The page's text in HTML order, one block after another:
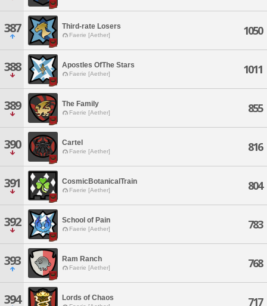
387 Third-rate Losers
Faerie [Aether] 1050
388 Apostles OfThe Stars
Faerie [Aether] 1011
389 The Family
Faerie [Aether] 855
390 Cartel
Faerie [Aether] 816
391 CosmicBotanicalTrain
Faerie [Aether] 804
392 School of Pain
Faerie [Aether] 783
393 Ram Ranch
Faerie [Aether] 768
394 Lords of Chaos 717